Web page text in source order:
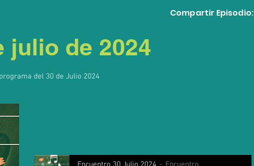
Compartir Episodio:
julio de 2024
del 30 de Julio 2024